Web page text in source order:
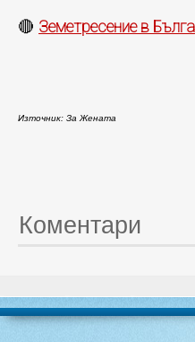
🔴 Земетресение в
Източник: За Жената
Коментари